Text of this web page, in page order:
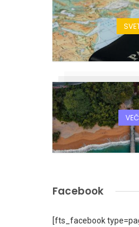
VEČ
Facebook
[fts_facebook